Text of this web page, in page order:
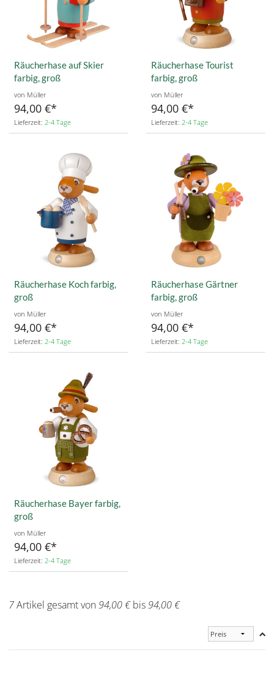
Räucherhase auf Skier
farbig, groß
von Müller
94,00 €
Lieferzeit: 2-4 Tage
Räucherhase Tourist
farbig, groß
von Müller
94,00 €
Lieferzeit: 2-4 Tage
Räucherhase Koch farbig,
groß
von Müller
94,00 €
Lieferzeit: 2-4 Tage
Räucherhase Gärtner
farbig, groß
von Müller
94,00 €
Lieferzeit: 2-4 Tage
Räucherhase Bayer farbig,
groß
von Müller
94,00 €
Lieferzeit: 2-4 Tage
7Artikel gesamt von94,00 €bis94,00 €